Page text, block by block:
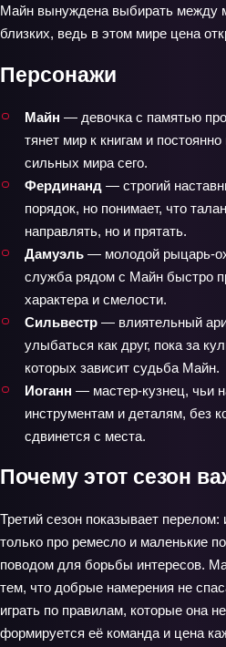
Майн вынуждена выбирать между
близких, ведь в этом мире цена
Персонажи
Майн — девочка с памятью
тянет мир к книгам и
сильных мира сего.
Фердинанд — строгий
порядок, но понимает, что
направлять, но и прятать.
Дамуэль — молодой рыцарь-
служба рядом с Майн быстро
характера и смелости.
Сильвестр — влиятельный
улыбаться как друг, пока за
которых зависит судьба Майн.
Иоганн — мастер-кузнец, чьи
инструментам и деталям, без
сдвинется с места.
Почему этот сезон
Третий сезон показывает перелом:
только про ремесло и маленькие
поводом для борьбы интересов.
тем, что добрые намерения не
играть по правилам, которые она
формируется её команда и цена